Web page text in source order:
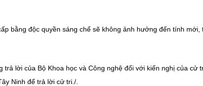
bằng độc quyền sáng chế sẽ không ảnh hưởng đến tính
trả lời của Bộ Khoa học và Công nghệ đối với kiến nghị của
Ninh để trả lời cử tri./.